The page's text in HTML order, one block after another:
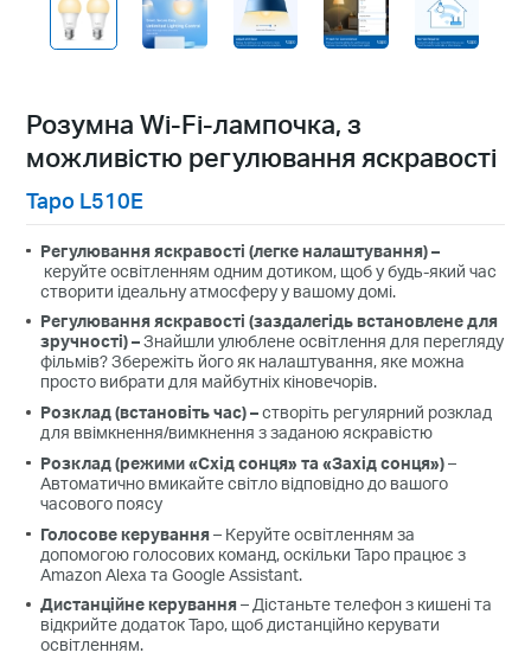
Розумна Wi-Fi-лампочка, з
можливістю регулювання яскравості
Tapo L510E
Регулювання яскравості (легке налаштування)–
керуйте освітленням одним дотиком, щоб у будь-який час
створити ідеальну атмосферу у вашому домі.
Регулювання яскравості (заздалегідь встановлене для
зручності)–Знайшли улюблене освітлення для перегляду
фільмів? Збережіть його як налаштування, яке можна
просто вибрати для майбутніх кіновечорів.
Розклад (встановіть час)–створіть регулярний розклад
для ввімкнення/вимкнення з заданою яскравістю
Розклад (режими «Схід сонця» та «Захід сонця»)–
Автоматично вмикайте світло відповідно до вашого
часового поясу
Голосове керування– Керуйте освітленням за
допомогою голосових команд, оскільки Tapo працює з
Amazon Alexa та Google Assistant.
Дистанційне керування– Дістаньте телефон з кишені та
відкрийте додаток Tapo, щоб дистанційно керувати
освітленням.